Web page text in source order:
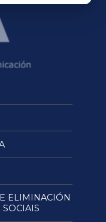
ELIMINACIÓN
SOCIAIS